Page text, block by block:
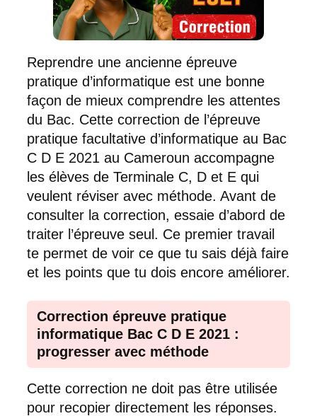
Reprendre une ancienne épreuve
pratique d’informatique est une bonne
façon de mieux comprendre les attentes
du Bac. Cette correction de l’épreuve
pratique facultative d’informatique au Bac
C D E 2021 au Cameroun accompagne
les élèves de Terminale C, D et E qui
veulent réviser avec méthode. Avant de
consulter la correction, essaie d’abord de
traiter l’épreuve seul. Ce premier travail
te permet de voir ce que tu sais déjà faire
et les points que tu dois encore améliorer.
Correction épreuve pratique
informatique Bac C D E 2021 :
progresser avec méthode
Cette correction ne doit pas être utilisée
pour recopier directement les réponses.